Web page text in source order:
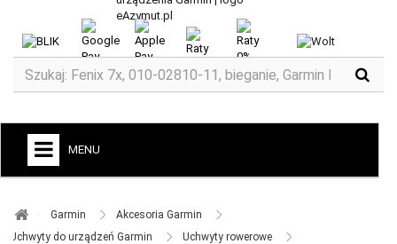
MENU
ZEGARKI DO BIEGANIA
Garmin ​
Akcesoria Garmin ​
Uchwyty do urządzeń Garmin ​
Uchwyty rowerowe ​